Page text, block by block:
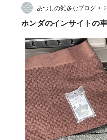
あつしの雑多なブログ •
ホンダのインサイトの